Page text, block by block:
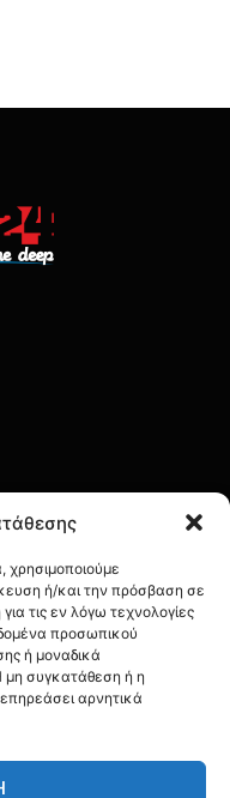
χρησιμοποιούμε
ή/και την πρόσβαση σε
τις εν λόγω τεχνολογίες
προσωπικού
ή μοναδικά
μη συγκατάθεση ή η
αρνητικά